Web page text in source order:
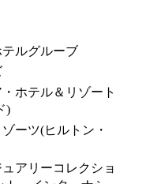
ルグルーブ
ホテル＆リゾート
)
ーツ(ヒルトン・
アリーコレクショ